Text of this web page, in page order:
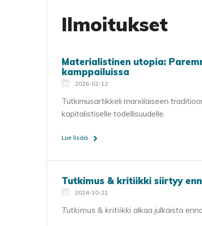
Ilmoitukset
Materialistinen utopia:
kamppailuissa
2026-02-12
Tutkimusartikkeli marxilaiseen
kapitalistiselle todellisuudelle.
Lue lisää
Tutkimus & kritiikki siirtyy
2024-10-21
Tutkimus & kritiikki alkaa julkaista